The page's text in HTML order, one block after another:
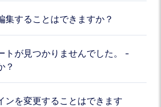
集することはできますか？
トが見つかりませんでした。 -
？
ンを変更することはできます